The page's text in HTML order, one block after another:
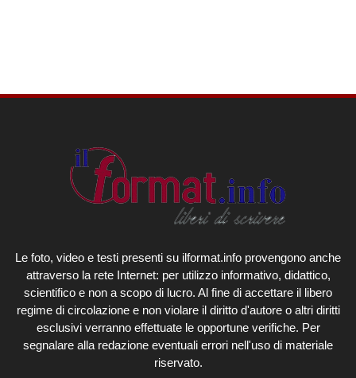
Le foto, video e testi presenti su ilformat.info provengono anche
attraverso la rete Internet: per utilizzo informativo, didattico,
scientifico e non a scopo di lucro. Al fine di accettare il libero
regime di circolazione e non violare il diritto d'autore o altri diritti
esclusivi verranno effettuate le opportune verifiche. Per
segnalare alla redazione eventuali errori nell'uso di materiale
riservato.